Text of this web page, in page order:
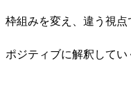
枠組みを変え、違う視点
ポジティブに解釈してい